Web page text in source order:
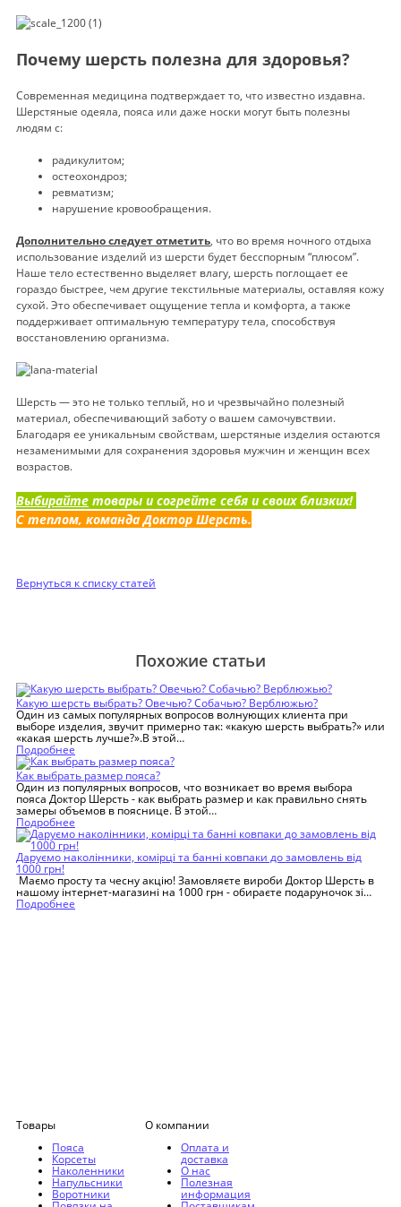
Почему шерсть полезна для здоровья?
Современная медицина подтверждает то, что известно издавна.
Шерстяные одеяла, пояса или даже носки могут быть полезны
людям с:
радикулитом;
остеохондроз;
ревматизм;
нарушение кровообращения.
Дополнительно следует отметить, что во время ночного отдыха
использование изделий из шерсти будет бесспорным “плюсом”.
Наше тело естественно выделяет влагу, шерсть поглощает ее
гораздо быстрее, чем другие текстильные материалы, оставляя кожу
сухой. Это обеспечивает ощущение тепла и комфорта, а также
поддерживает оптимальную температуру тела, способствуя
восстановлению организма.
Шерсть — это не только теплый, но и чрезвычайно полезный
материал, обеспечивающий заботу о вашем самочувствии.
Благодаря ее уникальным свойствам, шерстяные изделия остаются
незаменимыми для сохранения здоровья мужчин и женщин всех
возрастов.
Выбирайте товары и согрейте себя и своих близких!
С теплом, команда Доктор Шерсть.
Вернуться к списку статей
Похожие статьи
Какую шерсть выбрать? Овечью? Собачью? Верблюжью?
Один из самых популярных вопросов волнующих клиента при
выборе изделия, звучит примерно так: «какую шерсть выбрать?» или
«какая шерсть лучше?».В этой…
Подробнее
Как выбрать размер пояса?
Один из популярных вопросов, что возникает во время выбора
пояса Доктор Шерсть - как выбрать размер и как правильно снять
замеры объемов в пояснице. В этой…
Подробнее
Даруємо наколінники, комірці та банні ковпаки до замовлень від
1000 грн!
Маємо просту та чесну акцію! Замовляєте вироби Доктор Шерсть в
нашому інтернет-магазині на 1000 грн - обираєте подаруночок зі…
Подробнее
Товары
Пояса
Корсеты
Наколенники
Напульсники
Воротники
О компании
Оплата и
доставка
О нас
Полезная
информация